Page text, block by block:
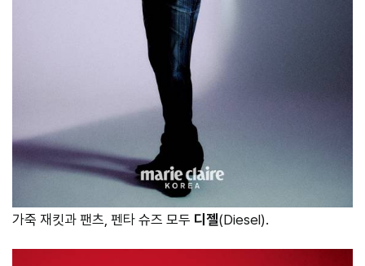
가죽 재킷과 팬츠, 펜타 슈즈 모두 디젤(Diesel).